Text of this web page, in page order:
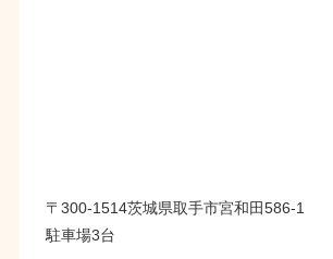
〒300-1514茨城県取手市宮和田586-1
駐車場3台